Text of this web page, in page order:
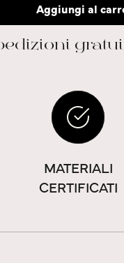
Aggiungi al
MATERIALI
CERTIFICATI